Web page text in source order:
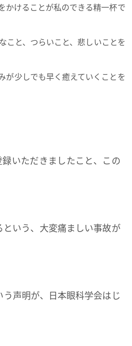
かけることが私のできる精一杯で
こと、つらいこと、悲しいことを
が少しでも早く癒えていくことを
いただきましたこと、この
いう、大変痛ましい事故が
声明が、日本眼科学会はじ